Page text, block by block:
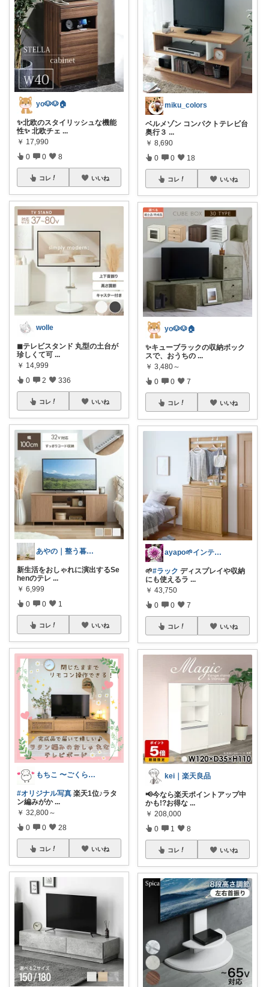
yo🐶🐶🏠
✨北欧のスタイリッシュな機能
性✨ 北欧チェ ...
￥ 17,990
0 0 8
コレ いいね
wolle
◼︎テレビスタンド 丸型の土台が
珍しくて可 ...
￥ 14,999
0 2 336
コレ いいね
あやの｜整う暮らしROOM
新生活をおしゃれに演出するSe
henのテレ ...
￥ 6,999
0 0 1
コレ いいね
もちこ 〜ごくらく＆かわいい生活♪
#オリジナル写真 楽天1位♪ラタ
ン編みがか ...
￥ 32,800～
0 0 28
コレ いいね
miku_colors
ベルメゾン コンパクトテレビ台
奥行３ ...
￥ 8,690
0 0 18
コレ いいね
yo🐶🐶🏠
✨キューブラックの収納ボック
スで、おうちの ...
￥ 3,480～
0 0 7
コレ いいね
ayapo🌱インテリア&雑貨
🌱#ラック ディスプレイや収納
にも使えるラ ...
￥ 43,750
0 0 7
コレ いいね
kei｜楽天良品
📢今なら楽天ポイントアップ中
かも!?お得な ...
￥ 208,000
0 1 8
コレ いいね